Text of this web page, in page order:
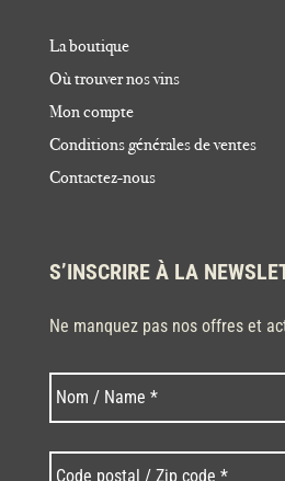
La boutique
Où trouver nos vins
Mon compte
Conditions générales de ventes
Contactez-nous
S’INSCRIRE À LA
Ne manquez pas nos offres et
Nom *